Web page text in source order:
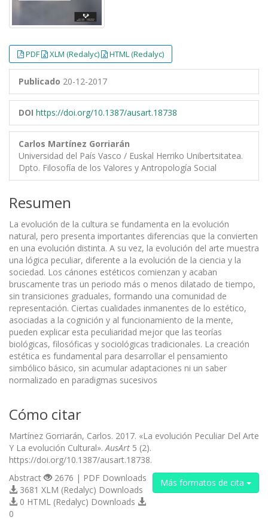
PDF XLM (Redalyc) HTML (Redalyc)
Publicado 20-12-2017
DOI https://doi.org/10.1387/ausart.18738
Carlos Martínez Gorriarán
Universidad del País Vasco / Euskal Herriko Unibertsitatea.
Dpto. Filosofía de los Valores y Antropología Social
Resumen
La evolución de la cultura se fundamenta en la evolución
natural, pero presenta importantes diferencias que la convierten
en una evolución distinta. A su vez, la evolución del arte muestra
una lógica peculiar, diferente a la evolución de la ciencia y la
sociedad. Los cánones estéticos comienzan y acaban
bruscamente tras un periodo más o menos dilatado de tiempo,
sin transiciones graduales, formando una comunidad de
representación. Ciertas cualidades inmanentes de lo estético,
asociadas a la cognición y al funcionamiento de la mente,
pueden explicar esta peculiaridad mejor que las teorías
biológicas, filosóficas y sociológicas tradicionales. La creación
estética es fundamental para desarrollar el pensamiento
simbólico básico, sin acumular adaptaciones ni un saber
normalizado en paradigmas sucesivos
Cómo citar
Martínez Gorriarán, Carlos. 2017. «La evolución Peculiar Del Arte
Y La evolución Cultural». AusArt 5 (2).
https://doi.org/10.1387/ausart.18738.
Más formatos de cita
Abstract
2676 | PDF Downloads
3681 XLM (Redalyc) Downloads
0 HTML (Redalyc) Downloads
0